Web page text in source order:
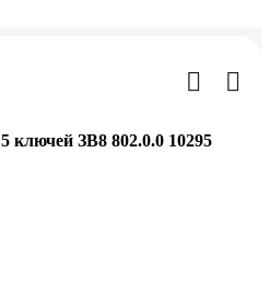
ЗВ8 802.0.0 10295